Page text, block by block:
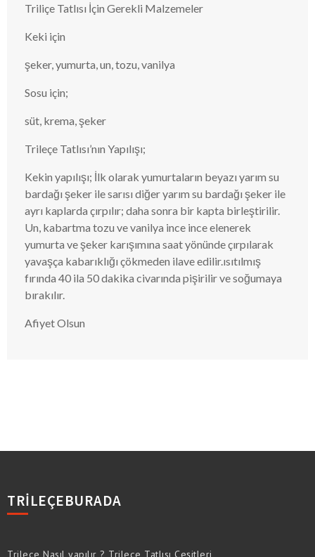
Triliçe Tatlısı İçin Gerekli Malzemeler
Keki için
şeker, yumurta, un, tozu, vanilya
Sosu için;
süt, krema, şeker
Trileçe Tatlısı’nın Yapılışı;
Kekin yapılışı; İlk olarak yumurtaların beyazı yarım su
bardağı şeker ile sarısı diğer yarım su bardağı şeker ile
ayrı kaplarda çırpılır; daha sonra bir kapta birleştirilir.
Un, kabartma tozu ve vanilya ince ince elenerek
yumurta ve şeker karışımına saat yönünde çırpılarak
yavaşça kabarıklığı çökmeden ilave edilir.ısıtılmış
fırında 40 ila 50 dakika civarında pişirilir ve soğumaya
bırakılır.
Afiyet Olsun
TRILEÇEBURADA
Trileçe Nasıl yapılır ? Trileçe Tatlısı Çeşitleri